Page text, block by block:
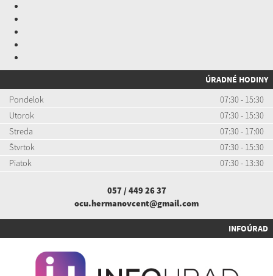
ÚRADNÉ HODINY
Pondelok
07:30 - 15:30
Utorok
07:30 - 15:30
Streda
07:30 - 17:00
Štvrtok
07:30 - 15:30
Piatok
07:30 - 13:30
057 / 449 26 37
ocu.hermanovcent@gmail.com
INFOÚRAD